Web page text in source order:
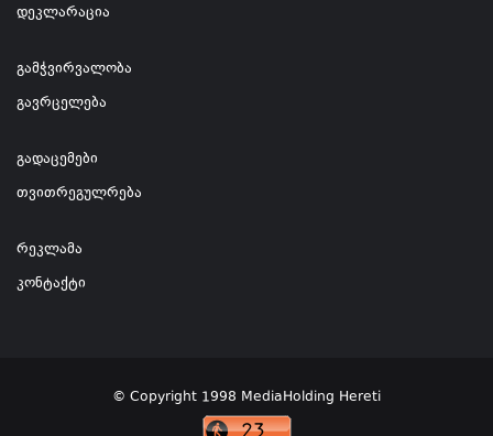
დეკლარაცია
გამჭვირვალობა
გავრცელება
გადაცემები
თვითრეგულრება
რეკლამა
კონტაქტი
© Copyright 1998 MediaHolding Hereti